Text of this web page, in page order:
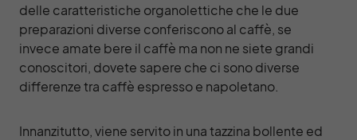
delle caratteristiche organolettiche che le due
preparazioni diverse conferiscono al caffè, se
invece amate bere il caffè ma non ne siete grandi
conoscitori, dovete sapere che ci sono diverse
differenze tra caffè espresso e napoletano.
Innanzitutto, viene servito in una tazzina bollente ed